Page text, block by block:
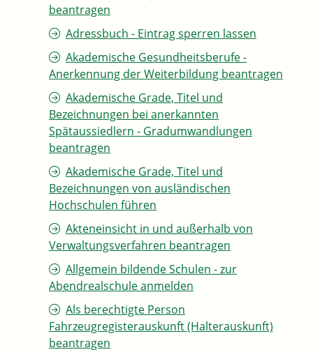
beantragen
Adressbuch - Eintrag sperren lassen
Akademische Gesundheitsberufe -
Anerkennung der Weiterbildung beantragen
Akademische Grade, Titel und
Bezeichnungen bei anerkannten
Spätaussiedlern - Gradumwandlungen
beantragen
Akademische Grade, Titel und
Bezeichnungen von ausländischen
Hochschulen führen
Akteneinsicht in und außerhalb von
Verwaltungsverfahren beantragen
Allgemein bildende Schulen - zur
Abendrealschule anmelden
Als berechtigte Person
Fahrzeugregisterauskunft (Halterauskunft)
beantragen